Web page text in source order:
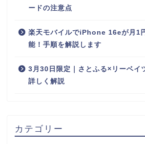
ードの注意点
楽天モバイルでiPhone 16eが月1
能！手順を解説します
3月30日限定｜さとふる×リーベイ
詳しく解説
カテゴリー